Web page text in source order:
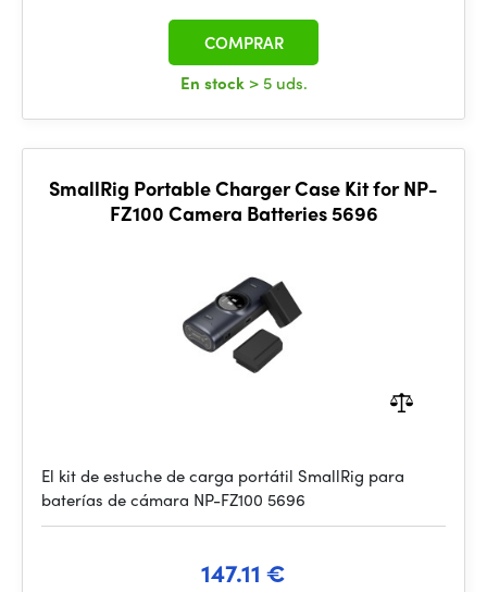
En stock > 5 uds.
COMPRAR
SmallRig Portable Charger Case Kit for NP-
FZ100 Camera Batteries 5696
El kit de estuche de carga portátil SmallRig para
baterías de cámara NP-FZ100 5696
147.11 €